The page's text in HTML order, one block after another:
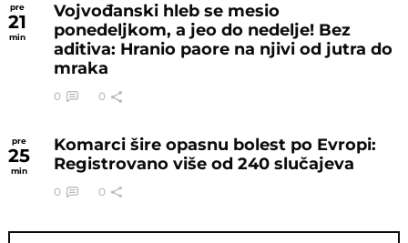
pre
21
min
Vojvođanski hleb se mesio
ponedeljkom, a jeo do nedelje! Bez
aditiva: Hranio paore na njivi od jutra do
mraka
0 0
pre
25
min
Komarci šire opasnu bolest po Evropi:
Registrovano više od 240 slučajeva
0 0